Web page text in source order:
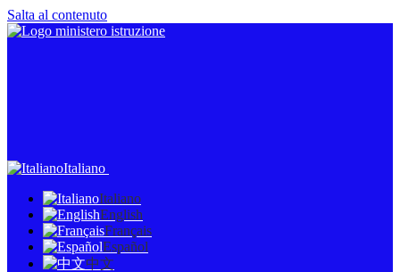
Salta al contenuto
Italiano
Italiano
English
Français
Español
中文